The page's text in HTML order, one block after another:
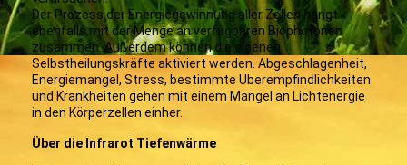
Der Prozess der Energiegewinnung aller Zellen hängt
ebenfalls mit der Menge an verfügbaren Biophotonen
zusammen. Außerdem können die eigenen
Selbstheilungskräfte aktiviert werden. Abgeschlagenheit,
Energiemangel, Stress, bestimmte Überempfindlichkeiten
und Krankheiten gehen mit einem Mangel an Lichtenergie
in den Körperzellen einher.
Über die Infrarot Tiefenwärme